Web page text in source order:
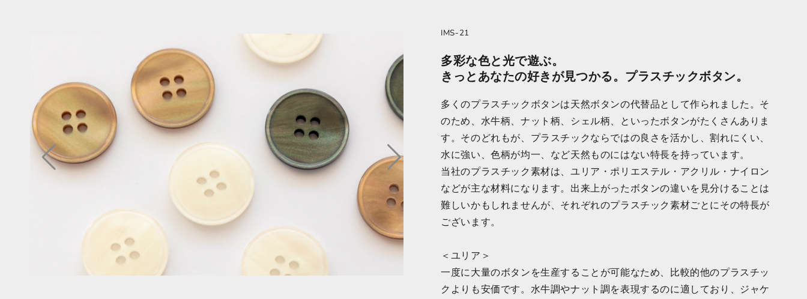
IMS-21
多彩な色と光で遊ぶ。
きっとあなたの好きが見つかる。プラスチックボタン。
多くのプラスチックボタンは天然ボタンの代替品として作られました。そ
のため、水牛柄、ナット柄、シェル柄、といったボタンがたくさんありま
す。そのどれもが、プラスチックならではの良さを活かし、割れにくい、
水に強い、色柄が均一、など天然ものにはない特長を持っています。
当社のプラスチック素材は、ユリア・ポリエステル・アクリル・ナイロン
などが主な材料になります。出来上がったボタンの違いを見分けることは
難しいかもしれませんが、それぞれのプラスチック素材ごとにその特長が
ございます。
＜ユリア＞
一度に大量のボタンを生産することが可能なため、比較的他のプラスチッ
クよりも安価です。水牛調やナット調を表現するのに適しており、ジャケ